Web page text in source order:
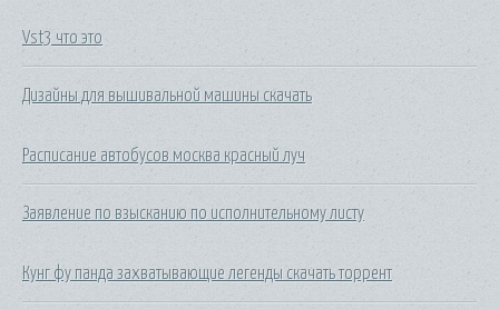
Vst3 что это
Дизайны для вышивальной машины скачать
Расписание автобусов москва красный луч
Заявление по взысканию по исполнительному листу
Кунг фу панда захватывающие легенды скачать торрент